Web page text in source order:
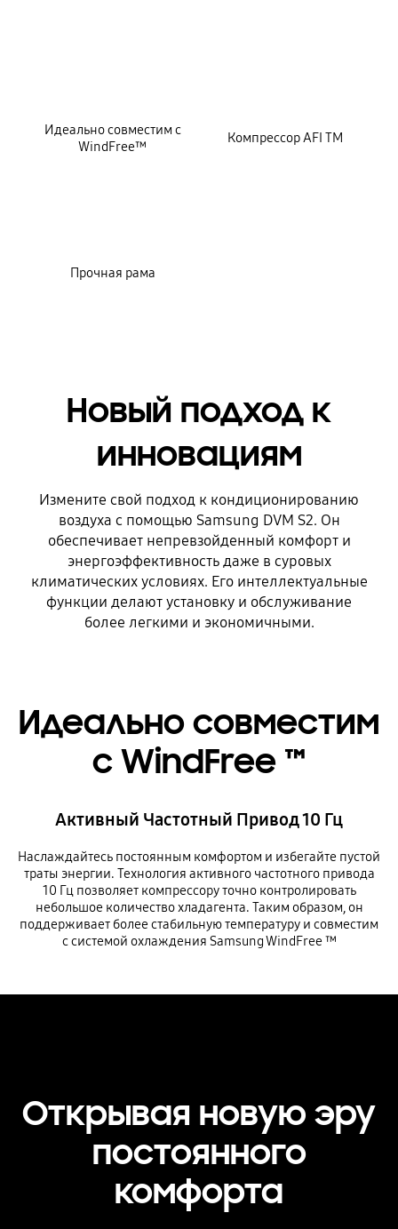
Идеально совместим с
WindFree™
Компрессор AFI TM
Прочная рама
Новый подход к
инновациям
Измените свой подход к кондиционированию
воздуха с помощью Samsung DVM S2. Он
обеспечивает непревзойденный комфорт и
энергоэффективность даже в суровых
климатических условиях. Его интеллектуальные
функции делают установку и обслуживание
более легкими и экономичными.
Идеально совместим
с WindFree ™
Активный Частотный Привод 10 Гц
Наслаждайтесь постоянным комфортом и избегайте пустой
траты энергии. Технология активного частотного привода
10 Гц позволяет компрессору точно контролировать
небольшое количество хладагента. Таким образом, он
поддерживает более стабильную температуру и совместим
с системой охлаждения Samsung WindFree ™
Открывая новую эру
постоянного
комфорта